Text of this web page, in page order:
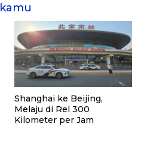
Shanghai ke Beijing,
Melaju di Rel 300
Kilometer per Jam